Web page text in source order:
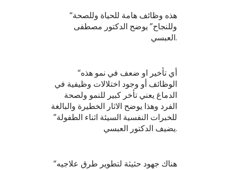
“هذه وظائف هامة للحياة وللصحة
وللنجاح” يوضح الدكتور مصطفى
العبسي.
“أي تأخير او ضعف في نمو هذه
الوظائف أو وجود اختلالات وظيفية في
الدماغ يعني تأخر كبير للنمو ولصحة
الفرد وهذا يوضح الاثار الخطيرة والبالغة
للخبرات النفسية السيئة اثناء الطفولة”
يضيف الدكتور العبسي.
“هناك جهود حثيثة لتطوير طرق علاجيه